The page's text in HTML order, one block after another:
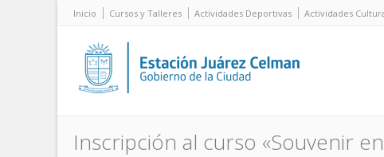
Inicio Cursos y Talleres Actividades Deportivas Actividades
Inscripción al curso «Souvenir